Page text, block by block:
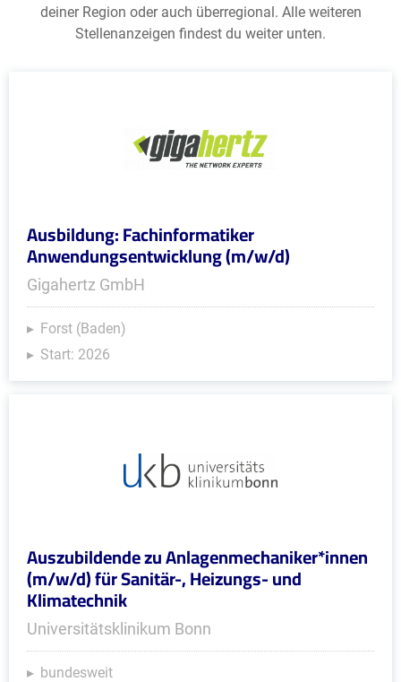
deiner Region oder auch überregional. Alle weiteren
Stellenanzeigen findest du weiter unten.
Ausbildung: Fachinformatiker
Anwendungsentwicklung (m/w/d)
Gigahertz GmbH
Forst (Baden)
Start: 2026
Auszubildende zu Anlagenmechaniker*innen
(m/w/d) für Sanitär-, Heizungs- und
Klimatechnik
Universitätsklinikum Bonn
bundesweit